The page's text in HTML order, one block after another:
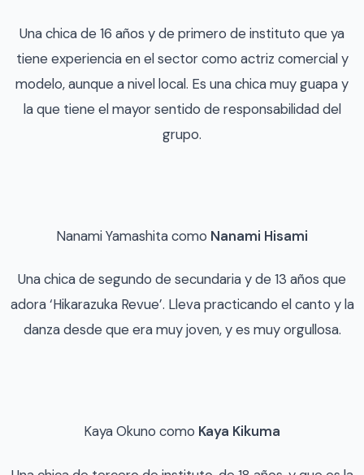
Una chica de 16 años y de primero de instituto que ya
tiene experiencia en el sector como actriz comercial y
modelo, aunque a nivel local. Es una chica muy guapa y
la que tiene el mayor sentido de responsabilidad del
grupo.
Nanami Yamashita como Nanami Hisami
Una chica de segundo de secundaria y de 13 años que
adora ‘Hikarazuka Revue’. Lleva practicando el canto y la
danza desde que era muy joven, y es muy orgullosa.
Kaya Okuno como Kaya Kikuma